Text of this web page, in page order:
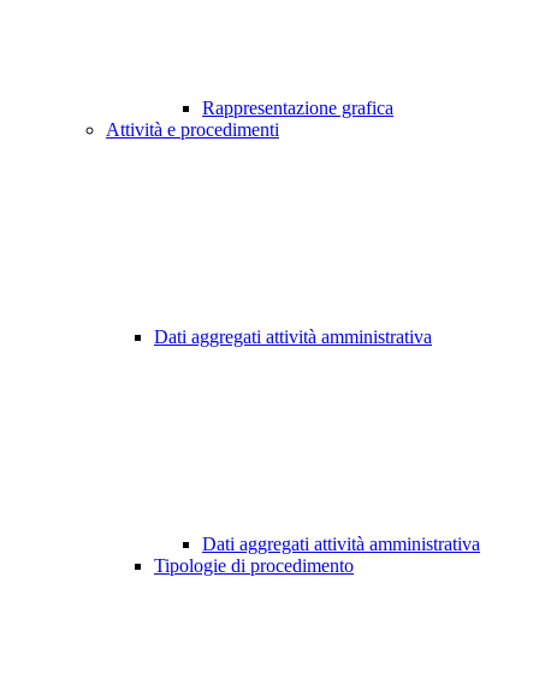
Rappresentazione grafica
Attività e procedimenti
Dati aggregati attività amministrativa
Dati aggregati attività amministrativa
Tipologie di procedimento